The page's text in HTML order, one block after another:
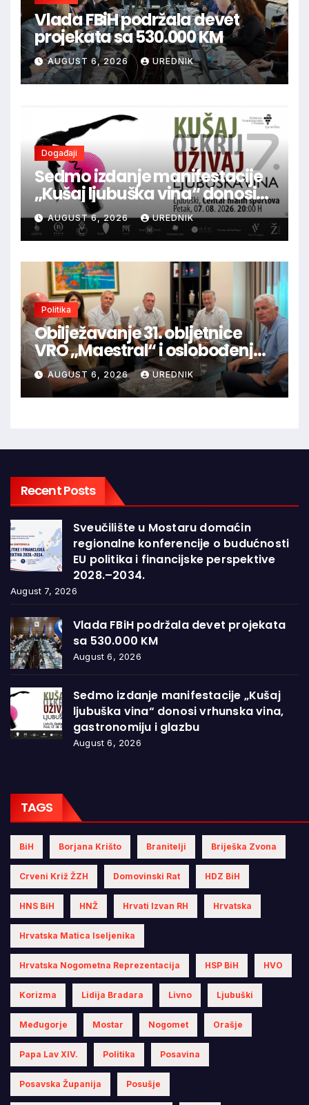
Vlada FBiH podržala devet
projekata sa 530.000 KM
AUGUST 6, 2026 UREDNIK
Događaji
Sedmo izdanje manifestacije
„Kušaj ljubuška vina“ donosi
vrhunska vina, gastronomiju i
glazbu
AUGUST 6, 2026 UREDNIK
Politika
Obilježavanje 31. obljetnice
VRO „Maestral“ i oslobođenja
Jajca uz pokroviteljstvo HNS-a
BiHAUGUST 6, 2026 UREDNIK
Recent Posts
Sveučilište u Mostaru domaćin
regionalne konferencije o budućnosti
EU politika i financijske perspektive
2028.–2034.
August 7, 2026
Vlada FBiH podržala devet projekata
sa 530.000 KM
August 6, 2026
Sedmo izdanje manifestacije „Kušaj
ljubuška vina“ donosi vrhunska vina,
gastronomiju i glazbu
August 6, 2026
TAGS
BiH Borjana Krišto Branitelji Briješka Zvona
Crveni Križ ŽZH Domovinski Rat HDZ BiH
HNS BiH HNŽ Hrvati Izvan RH Hrvatska
Hrvatska Matica Iseljenika
Hrvatska Nogometna Reprezentacija HSP BiH HVO
Korizma Lidija Bradara Livno Ljubuški
Međugorje Mostar Nogomet Orašje
Papa Lav XIV. Politika Posavina
Posavska Županija Posušje